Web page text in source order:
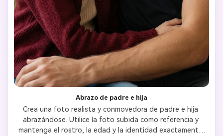
Abrazo de padre e hija
Crea una foto realista y conmovedora de padre e hija
abrazándose. Utilice la foto subida como referencia y
mantenga el rostro, la edad y la identidad exactamente